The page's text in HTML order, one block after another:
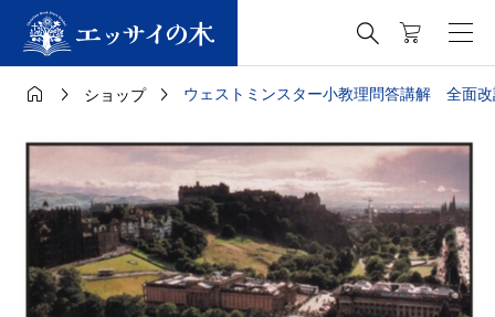

  ショップ  ウェストミンスター小教理問答講解 全面